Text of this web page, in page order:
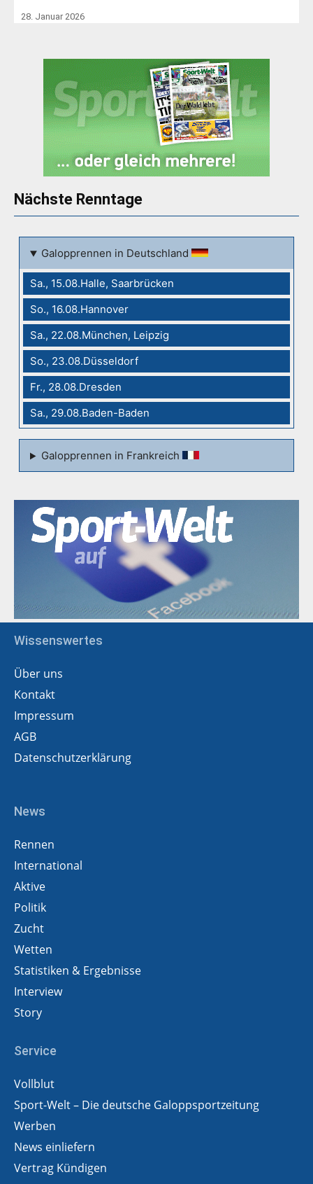
28. Januar 2026
Nächste Renntage
Galopprennen in Deutschland
Sa., 15.08.Halle, Saarbrücken
So., 16.08.Hannover
Sa., 22.08.München, Leipzig
So., 23.08.Düsseldorf
Fr., 28.08.Dresden
Sa., 29.08.Baden-Baden
Galopprennen in Frankreich
Wissenswertes
Über uns
Kontakt
Impressum
AGB
Datenschutzerklärung
News
Rennen
International
Aktive
Politik
Zucht
Wetten
Statistiken & Ergebnisse
Interview
Story
Service
Vollblut
Sport-Welt – Die deutsche Galoppsportzeitung
Werben
News einliefern
Vertrag Kündigen